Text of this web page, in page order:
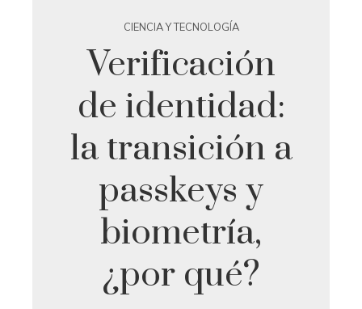
CIENCIA Y TECNOLOGÍA
Verificación
de identidad:
la transición a
passkeys y
biometría,
¿por qué?